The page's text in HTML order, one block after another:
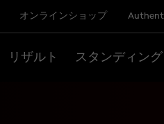
オンラインショップ
リザルト スタンディング